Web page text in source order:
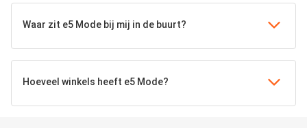
Waar zit e5 Mode bij mij in de buurt?
Hoeveel winkels heeft e5 Mode?